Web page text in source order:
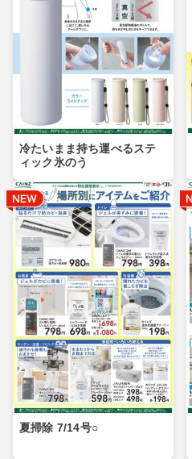
冷たいまま持ち運べるステ
ィック氷のう
夏掃除 7/14号○